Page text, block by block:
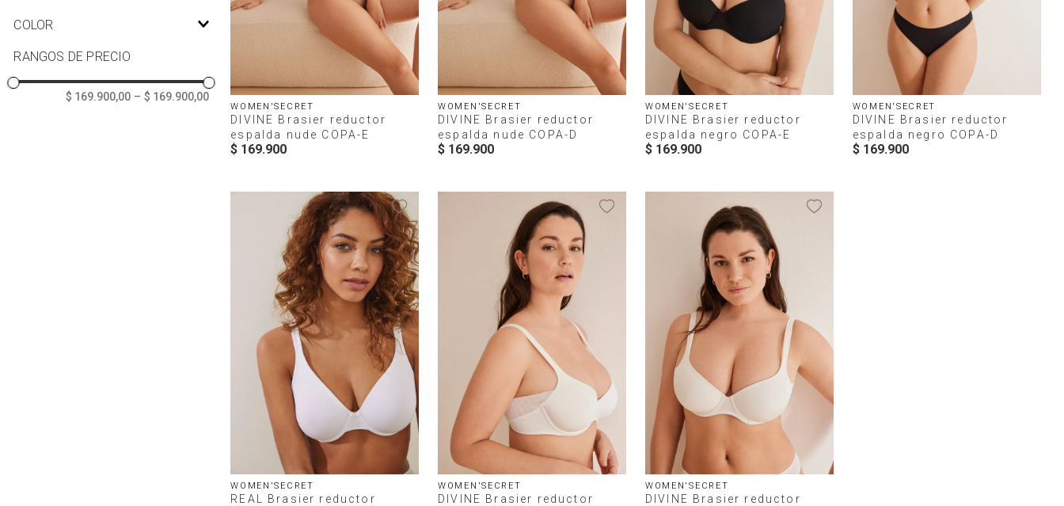
Blanco
Nude
COLOR
P_427778234C.jpg
P_427777901C.jpg
RANGOS DE PRECIO
$ 169.900,00 – $ 169.900,00
WOMEN'SECRET
DIVINE Brasier reductor
espalda nude COPA-E
$ 169.900
WOMEN'SECRET
DIVINE Brasier reductor
espalda nude COPA-D
$ 169.900
WOMEN'SECRET
DIVINE Brasier reductor
espalda negro COPA-E
$ 169.900
WOMEN'SECRET
DIVINE Brasier reductor
espalda negro COPA-D
$ 169.900
WOMEN'SECRET
REAL Brasier reductor
WOMEN'SECRET
DIVINE Brasier reductor
WOMEN'SECRET
DIVINE Brasier reductor